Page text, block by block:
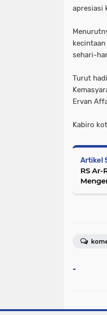
apresiasi
sehari-
Turut
Ervan
Kabiro
Artikel
RS
-